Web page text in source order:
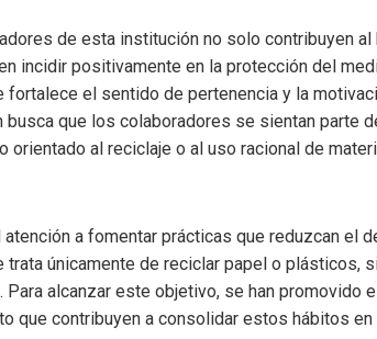
de esta institución no solo contribuyen
incidir positivamente en la protección del
fortalece el sentido de pertenencia y la
que los colaboradores se sientan parte
orientado al reciclaje o al uso racional de
a fomentar prácticas que reduzcan el
únicamente de reciclar papel o plásticos,
alcanzar este objetivo, se han promovido
que contribuyen a consolidar estos hábitos